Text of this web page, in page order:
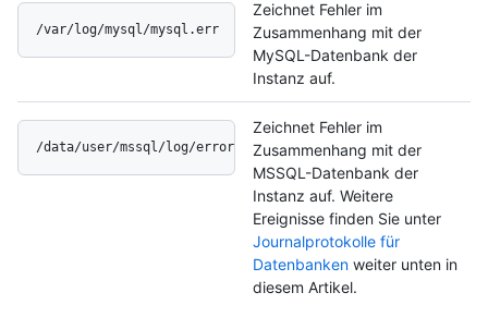
/var/log/mysql/mysql.err
Zeichnet Fehler im
Zusammenhang mit der
MySQL-Datenbank der
Instanz auf.
/data/user/mssql/log/errorlog
Zeichnet Fehler im
Zusammenhang mit der
MSSQL-Datenbank der
Instanz auf. Weitere
Ereignisse finden Sie unter
Journalprotokolle für
Datenbanken weiter unten in
diesem Artikel.